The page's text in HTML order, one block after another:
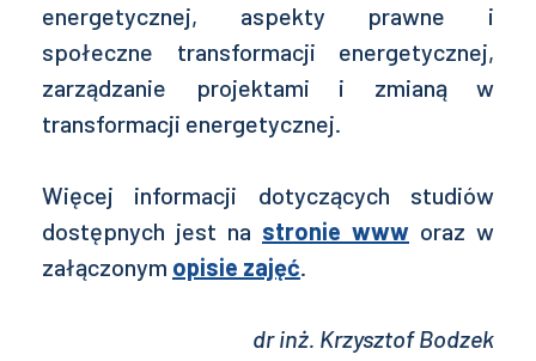
energetycznej, aspekty prawne i
społeczne transformacji energetycznej,
zarządzanie projektami i zmianą w
transformacji energetycznej.
Więcej informacji dotyczących studiów
dostępnych jest na stronie www oraz w
załączonym opisie zajęć.
dr inż. Krzysztof Bodzek